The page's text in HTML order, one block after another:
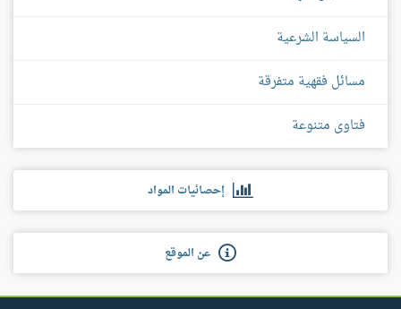
السياسة الشرعية
مسائل فقهية متفرقة
فتاوى متنوعة
إحصائيات المواد
عن الموقع